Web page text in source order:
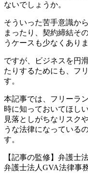
ないでしょうか。
そういった苦手意識か
まったり、契約締結そ
うケースも少なくありま
ですが、ビジネスを円
たりするためにも、フ
す。
本記事では、フリーラ
時に知っておいてほし
見落としがちなリスク
うな法律になっている
す。
【記事の監修】弁護士
弁護士法人GVA法律事